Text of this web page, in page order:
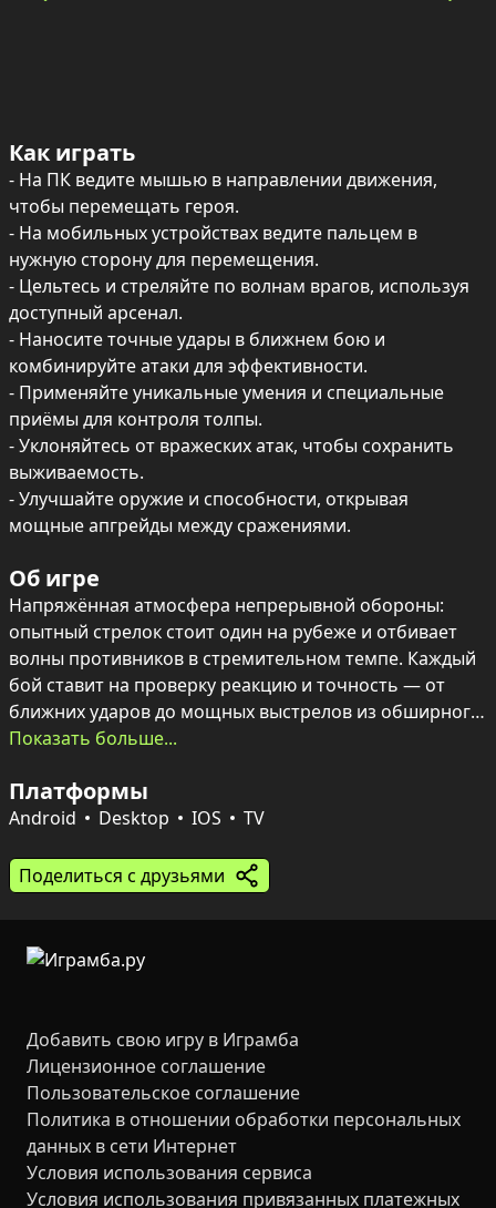
Как играть
- На ПК ведите мышью в направлении движения,
чтобы перемещать героя.
- На мобильных устройствах ведите пальцем в
нужную сторону для перемещения.
- Цельтесь и стреляйте по волнам врагов, используя
доступный арсенал.
- Наносите точные удары в ближнем бою и
комбинируйте атаки для эффективности.
- Применяйте уникальные умения и специальные
приёмы для контроля толпы.
- Уклоняйтесь от вражеских атак, чтобы сохранить
выживаемость.
- Улучшайте оружие и способности, открывая
мощные апгрейды между сражениями.
Об игре
Напряжённая атмосфера непрерывной обороны:
опытный стрелок стоит один на рубеже и отбивает
волны противников в стремительном темпе. Каждый
бой ставит на проверку реакцию и точность — от
ближних ударов до мощных выстрелов из обширного
арсенала.
В распоряжении — разнообразное оружие,
уникальные навыки и система апгрейдов,
позицию как можно дольше. Уклонения, грамотное
применение умений и прокачка снаряжения
настоящего защитника.
Показать больше...
Платформы
Android Desktop IOS TV
Поделиться с друзьями
Добавить свою игру в Играмба
Лицензионное соглашение
Пользовательское соглашение
Политика в отношении обработки персональных
данных в сети Интернет
Условия использования сервиса
Условия использования привязанных платежных